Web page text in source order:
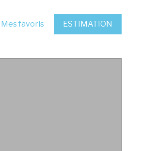
Mes favoris ESTIMATION